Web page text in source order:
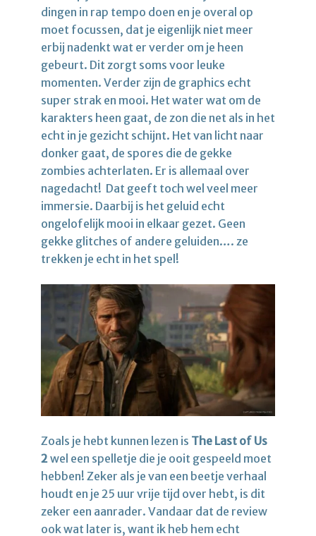
dingen in rap tempo doen en je overal op
moet focussen, dat je eigenlijk niet meer
erbij nadenkt wat er verder om je heen
gebeurt. Dit zorgt soms voor leuke
momenten. Verder zijn de graphics echt
super strak en mooi. Het water wat om de
karakters heen gaat, de zon die net als in het
echt in je gezicht schijnt. Het van licht naar
donker gaat, de spores die de gekke
zombies achterlaten. Er is allemaal over
nagedacht! Dat geeft toch wel veel meer
immersie. Daarbij is het geluid echt
ongelofelijk mooi in elkaar gezet. Geen
gekke glitches of andere geluiden…. ze
trekken je echt in het spel!
Zoals je hebt kunnen lezen is The Last of Us
2wel een spelletje die je ooit gespeeld moet
hebben! Zeker als je van een beetje verhaal
houdt en je 25 uur vrije tijd over hebt, is dit
zeker een aanrader. Vandaar dat de review
ook wat later is, want ik heb hem echt